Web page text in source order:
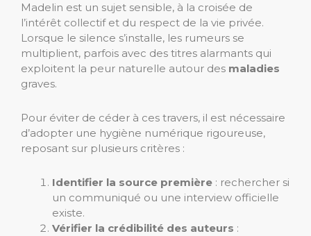
Madelin est un sujet sensible, à la croisée de
l’intérêt collectif et du respect de la vie privée.
Lorsque le silence s’installe, les rumeurs se
multiplient, parfois avec des titres alarmants qui
exploitent la peur naturelle autour des maladies
graves.
Pour éviter de céder à ces travers, il est nécessaire
d’adopter une hygiène numérique rigoureuse,
reposant sur plusieurs critères :
Identifier la source première : rechercher si
un communiqué ou une interview officielle
existe.
Vérifier la crédibilité des auteurs :